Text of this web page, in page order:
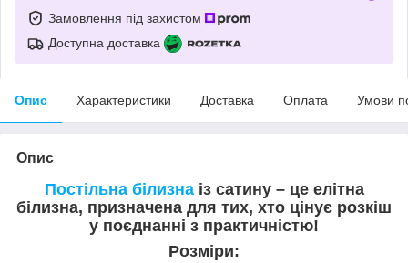
Замовлення під захистом
Доступна доставка
Опис Характеристики Доставка Оплата Умови
Опис
Постільна білизнаіз сатину – це елітна
білизна, призначена для тих, хто цінує розкіш
у поєднанні з практичністю!
Розміри: